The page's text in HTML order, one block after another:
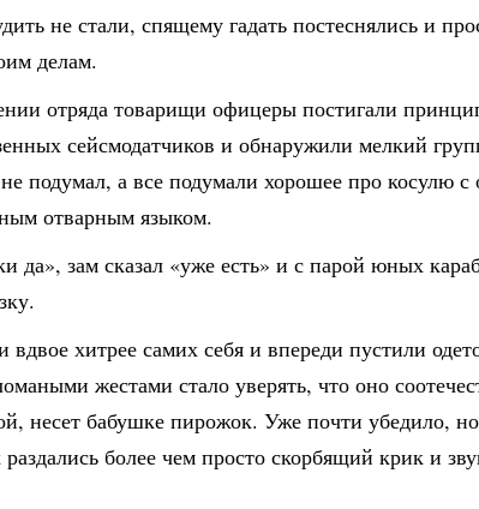
не стали, спящему гадать постеснялись и
делам.
отряда товарищи офицеры постигали
сейсмодатчиков и обнаружили мелкий
подумал, а все подумали хорошее про косулю
отварным языком.
да», зам сказал «уже есть» и с парой юных
хитрее самих себя и впереди пустили
жестами стало уверять, что оно
несет бабушке пирожок. Уже почти убедило,
раздались более чем просто скорбящий крик и